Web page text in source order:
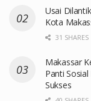
Usai
Kota
31 SHARES
Makassar
Panti
Sukses